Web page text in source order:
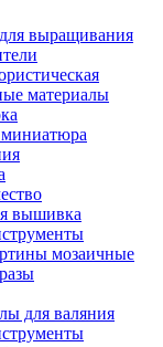
выращивания
материалы
вышивка
мозаичные
для валяния